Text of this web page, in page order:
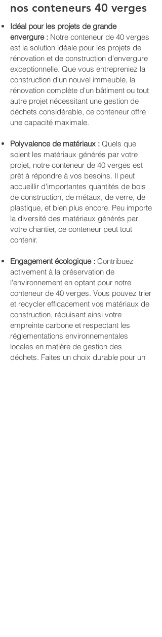
nos conteneurs 40 verges
Idéal pour les projets de grande
envergure : Notre conteneur de 40 verges
est la solution idéale pour les projets de
rénovation et de construction d'envergure
exceptionnelle. Que vous entrepreniez la
construction d'un nouvel immeuble, la
rénovation complète d'un bâtiment ou tout
autre projet nécessitant une gestion de
déchets considérable, ce conteneur offre
une capacité maximale.
Polyvalence de matériaux : Quels que
soient les matériaux générés par votre
projet, notre conteneur de 40 verges est
prêt à répondre à vos besoins. Il peut
accueillir d'importantes quantités de bois
de construction, de métaux, de verre, de
plastique, et bien plus encore. Peu importe
la diversité des matériaux générés par
votre chantier, ce conteneur peut tout
contenir.
Engagement écologique : Contribuez
activement à la préservation de
l'environnement en optant pour notre
conteneur de 40 verges. Vous pouvez trier
et recycler efficacement vos matériaux de
construction, réduisant ainsi votre
empreinte carbone et respectant les
réglementations environnementales
locales en matière de gestion des
déchets. Faites un choix durable pour un